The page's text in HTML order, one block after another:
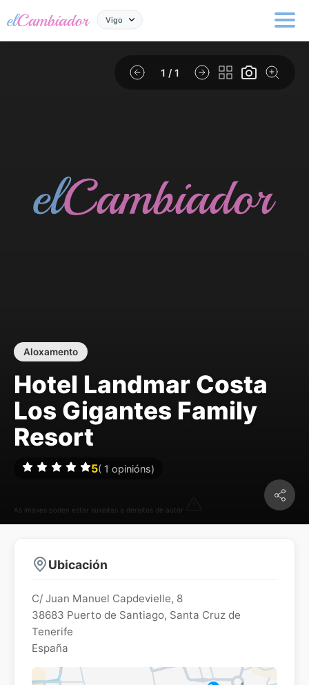
Vigo
1 / 1
As imaxes poden estar suxeitas a dereitos de autor
Aloxamento
Hotel Landmar Costa
Los Gigantes Family
Resort
5( 1 opinións)
Ubicación
C/ Juan Manuel Capdevielle, 8
38683 Puerto de Santiago, Santa Cruz de
Tenerife
España